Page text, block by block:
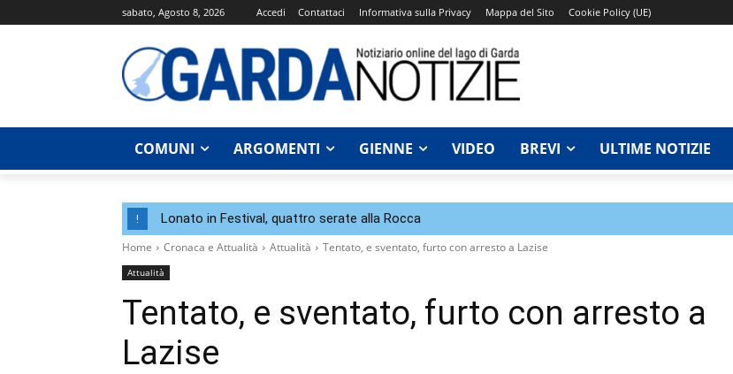
sabato, Agosto 8, 2026 Accedi Contattaci Informativa sulla Privacy Mappa del Sito Cookie Policy (UE)
COMUNI ARGOMENTI GIENNE VIDEO BREVI ULTIME NOTIZIE
! Lonato in Festival, quattro serate alla Rocca
Home Cronaca e Attualità Attualità Tentato, e sventato, furto con arresto a Lazise
Attualità
Tentato, e sventato, furto con arresto a
Lazise